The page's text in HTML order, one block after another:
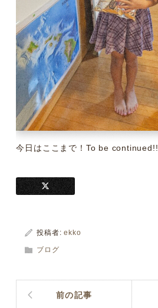
今日はここまで！To be continued!!
投稿者:ekko
ブログ
前の記事